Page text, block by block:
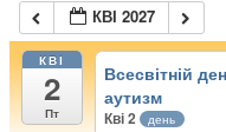
КВІ 2027
КВІ
2
Пт
Всесвітній
аутизм
Кві 2 день